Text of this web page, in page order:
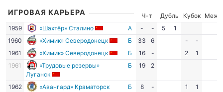
ИГРОВАЯ КАРЬЕРА Ч-т Дубль Кубок
Межд.
1959
«Шахтёр» Сталино А - - 5
1
1960
«Химик» Северодонецк Б 33 6 -
-
1961
«Химик» Северодонецк Б 16 - 2
1
1961
«Трудовые резервы»
Луганск
Б 19 2
1962 «Авангард» Краматорск Б 8 - 1 1